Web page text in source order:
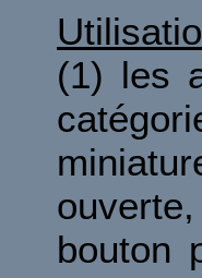
(1) les
bouton